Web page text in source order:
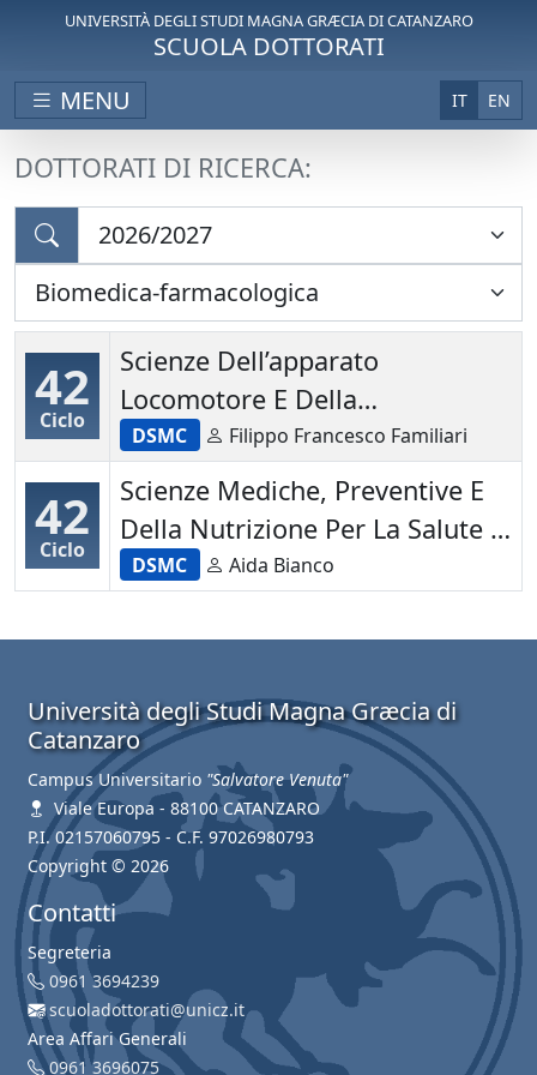
UNIVERSITÀ DEGLI STUDI MAGNA GRÆCIA DI CATANZARO
SCUOLA DOTTORATI
MENU
IT EN
DOTTORATI DI RICERCA:
42
Ciclo
Scienze Dell’apparato
Locomotore E Della
Riabilitazione
DSMC Filippo Francesco Familiari
42
Ciclo
Scienze Mediche, Preventive E
Della Nutrizione Per La Salute E
La Longevità
DSMC Aida Bianco
Università degli Studi Magna Græcia di
Catanzaro
Campus Universitario "Salvatore Venuta"
Viale Europa - 88100 CATANZARO
P.I. 02157060795 - C.F. 97026980793
Copyright © 2026
Contatti
Segreteria
0961 3694239
scuoladottorati@unicz.it
Area Affari Generali
0961 3696075